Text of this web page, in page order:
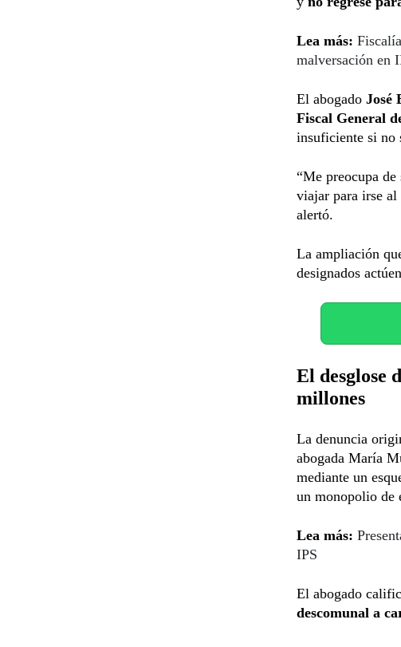
Lea más:
malversación en
El abogado José
Fiscal General
insuficiente si no
“Me preocupa de
viajar para irse
alertó.
La ampliación
designados
El desglose
millones
La denuncia
abogada María
mediante un
un monopolio de
Lea más:
IPS
El abogado
descomunal a